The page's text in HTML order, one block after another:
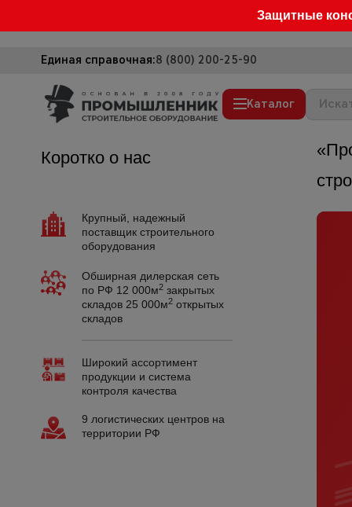
Защитные
Единая справочная:8 (800) 200-25-90
Каталог
Строительные леса
Подмости строительные
Сетка, тенты, брезенты
Грузоподъемное оборудование
Опалубка
Оборудование для работы с
Коротко о нас
Крупный, надежный
поставщик строительного
оборудования
Обширная дилерская сеть
по РФ 12 000м2закрытых
складов 25 000м2открытых
складов
Широкий ассортимент
продукции и система
контроля качества
9 логистических центров на
территории РФ